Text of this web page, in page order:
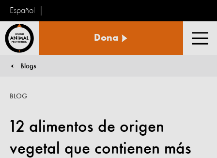
Español
Animal
Dona
You are here:
Blogs
12 alimentos de origen
vegetal que contienen más
BLOG